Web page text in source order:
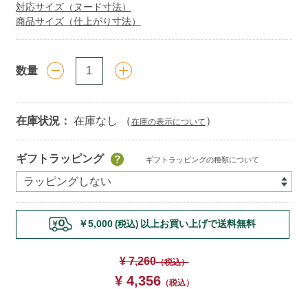
対応サイズ（ヌード寸法）
商品サイズ（仕上がり寸法）
数量
在庫状況： 在庫なし （在庫の表示について ）
to
cart
ギフトラッピング ギフトラッピングの種類について
￥5,000 (税込) 以上お買い上げで送料無料
¥ 7,260（税込）
¥ 4,356（税込）